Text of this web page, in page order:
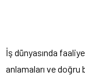
İş dünyasında
anlamaları ve doğru